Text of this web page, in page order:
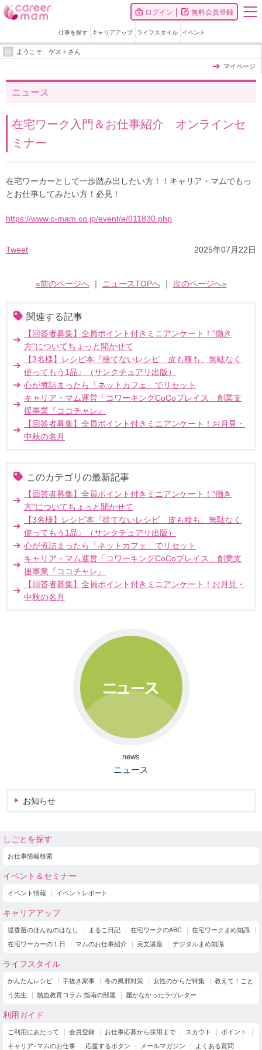
ログイン 無料会員登録
仕事を探す キャリアアップ ライフスタイル イベント
ようこそ ゲストさん
マイページ
ニュース
在宅ワーク入門＆お仕事紹介 オンラインセ
ミナー
在宅ワーカーとして一歩踏み出したい方！！キャリア・マムでもっ
とお仕事してみたい方！必見！
https://www.c-mam.co.jp/event/e/011830.php
Tweet 2025年07月22日
«前のページへ｜ ニュースTOPへ｜ 次のページへ»
関連する記事
【回答者募集】全員ポイント付きミニアンケート！"働き
方"についてちょっと聞かせて
【3名様】レシピ本『捨てないレシピ 皮も種も、無駄なく
使ってもう1品』（サンクチュアリ出版）
心が煮詰まったら「ネットカフェ」でリセット
キャリア・マム運営「コワーキングCoCoプレイス」創業支
援事業『ココチャレ』
【回答者募集】全員ポイント付きミニアンケート！お月見・
中秋の名月
このカテゴリの最新記事
【回答者募集】全員ポイント付きミニアンケート！"働き
方"についてちょっと聞かせて
【3名様】レシピ本『捨てないレシピ 皮も種も、無駄なく
使ってもう1品』（サンクチュアリ出版）
心が煮詰まったら「ネットカフェ」でリセット
キャリア・マム運営「コワーキングCoCoプレイス」創業支
援事業『ココチャレ』
【回答者募集】全員ポイント付きミニアンケート！お月見・
中秋の名月
news
ニュース
お知らせ
しごとを探す
お仕事情報検索
イベント＆セミナー
イベント情報 イベントレポート
キャリアアップ
堤香苗のほんねのはなし まるこ日記 在宅ワークのABC
在宅ワークまめ知識
在宅ワーカーの１日
マムのお仕事紹介 美文講座 デジタルまめ知識
ライフスタイル
かんたんレシピ 手抜き家事 冬の風邪対策 女性のからだ特集
教えて！ごと
う先生
熱血教育コラム 指南の部屋 届かなかったラヴレター
利用ガイド
ご利用にあたって 会員登録 お仕事応募から採用まで スカウト
ポイント
キャリア･マムのお仕事
応援するボタン メールマガジン よくある質問